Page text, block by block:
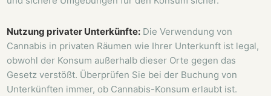
Nutzung privater Unterkünfte: Die Verwendung von
Cannabis in privaten Räumen wie Ihrer Unterkunft ist legal,
obwohl der Konsum außerhalb dieser Orte gegen das
Gesetz verstößt. Überprüfen Sie bei der Buchung von
Unterkünften immer, ob Cannabis-Konsum erlaubt ist.